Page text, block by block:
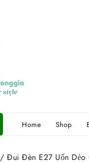
Home Shop
/ Đui Đèn E27 Uốn Dẻo